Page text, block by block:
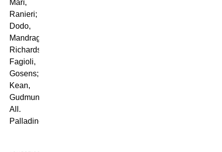
Marì,
Ranieri;
Dodo,
Mandragora,
Richardson,
Fagioli,
Gosens;
Kean,
Gudmundsson.
All.
Palladino